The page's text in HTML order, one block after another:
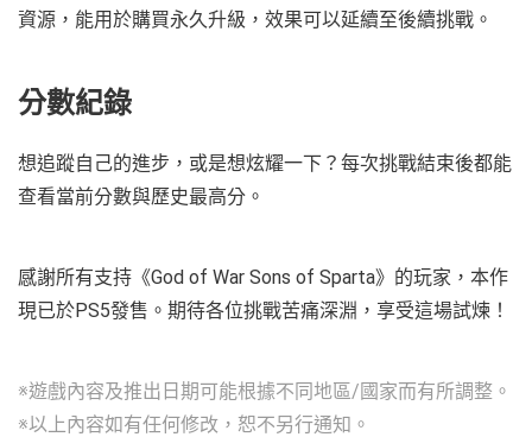
資源，能用於購買永久升級，效果可以延續至後續挑戰。
分數紀錄
想追蹤自己的進步，或是想炫耀一下？每次挑戰結束後都能
查看當前分數與歷史最高分。
感謝所有支持《God of War Sons of Sparta》的玩家，本作
現已於PS5發售。期待各位挑戰苦痛深淵，享受這場試煉！
※遊戲內容及推出日期可能根據不同地區/國家而有所調整。
※以上內容如有任何修改，恕不另行通知。